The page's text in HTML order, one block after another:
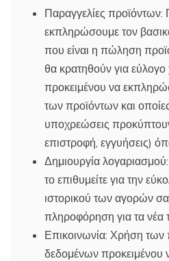
Παραγγελίες προϊόντων:
εκπληρώσουμε τον
που είναι η πώληση
θα κρατηθούν για εύλογο
προκειμένου να
των προϊόντων και
υποχρεώσεις
επιστροφή, εγγυήσεις)
Δημιουργία
το επιθυμείτε για την
ιστορικού των αγορών
πληροφόρηση για τα νέα
Επικοινωνία: Χρήση
δεδομένων προκειμένου